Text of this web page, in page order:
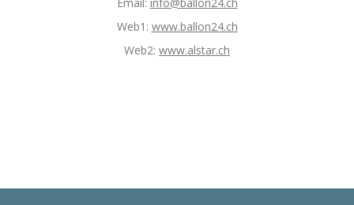
Web1: www.ballon24.ch
Web2: www.alstar.ch